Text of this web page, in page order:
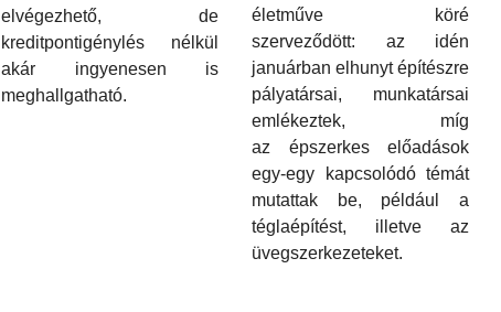
elvégezhető, de
kreditpontigénylés nélkül
akár ingyenesen is
meghallgatható.
életműve köré
szerveződött: az idén
januárban elhunyt építészre
pályatársai, munkatársai
emlékeztek, míg
az épszerkes előadások
egy-egy kapcsolódó témát
mutattak be, például a
téglaépítést, illetve az
üvegszerkezeteket.